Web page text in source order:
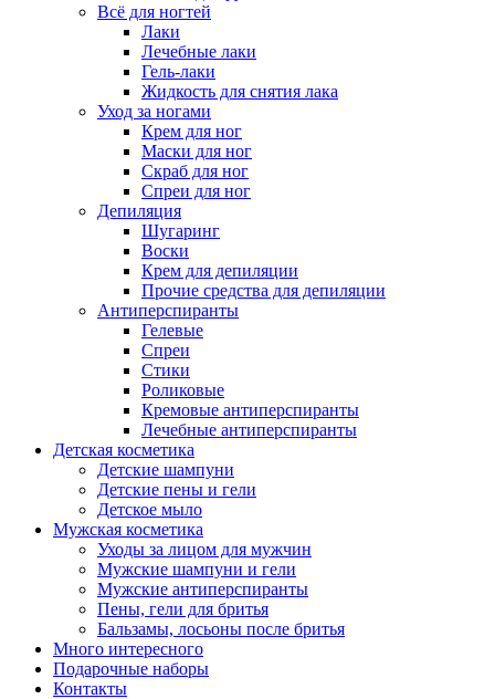
Всё для ногтей
Лаки
Лечебные лаки
Гель-лаки
Жидкость для снятия лака
Уход за ногами
Крем для ног
Маски для ног
Скраб для ног
Спреи для ног
Депиляция
Шугаринг
Воски
Крем для депиляции
Прочие средства для депиляции
Антиперспиранты
Гелевые
Спреи
Стики
Роликовые
Кремовые антиперспиранты
Лечебные антиперспиранты
Детская косметика
Детские шампуни
Детские пены и гели
Детское мыло
Мужская косметика
Уходы за лицом для мужчин
Мужские шампуни и гели
Мужские антиперспиранты
Пены, гели для бритья
Бальзамы, лосьоны после бритья
Много интересного
Подарочные наборы
Контакты